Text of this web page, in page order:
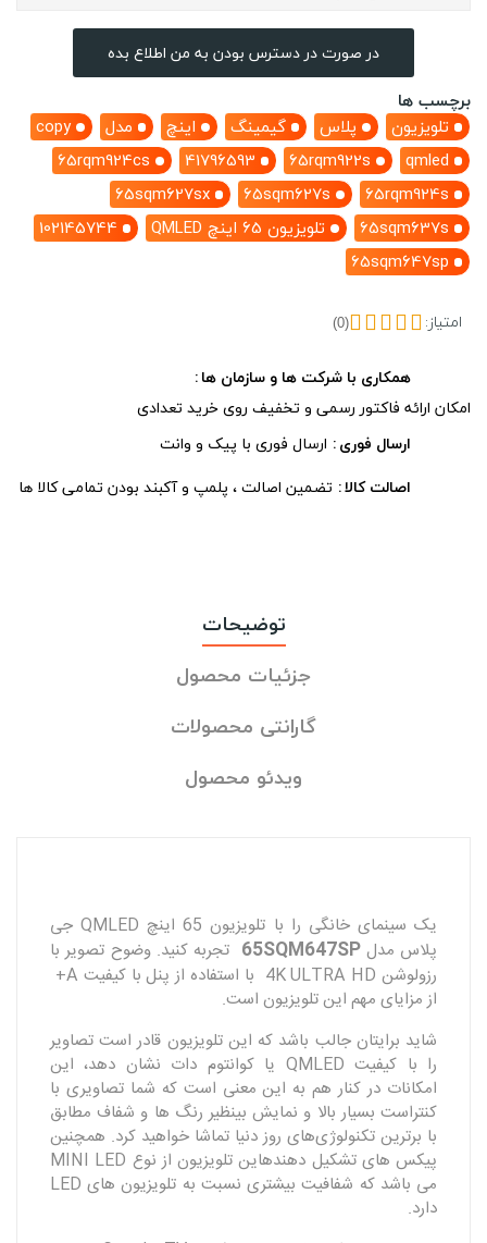
در صورت در دسترس بودن به من اطلاع بده
برچسب ها
تلویزیون
پلاس گیمینگ اینچ مدل
copy
qmled
65rqm922s
41796593
65rqm924cs
65rqm924s
65sqm627s
65sqm627sx
65sqm637s
تلویزیون 65 اینچ QMLED
102145744
65sqm647sp
امتیاز: (0)
همکاری با شرکت ها و سازمان ها
امکان ارائه فاکتور رسمی و تخفیف روی خرید تعدادی
ارسال فوری ارسال فوری با پیک و وانت
اصالت کالا تضمین اصالت ، پلمپ و آکبند بودن تمامی کالا ها
توضیحات
جزئیات محصول
گارانتی محصولات
ویدئو محصول
یک سینمای خانگی را با تلویزیون 65 اینچ QMLED جی
پلاس مدل65SQM647SP تجربه کنید. وضوح تصویر با
رزولوشن 4K ULTRA HD با استفاده از پنل با کیفیت A+
از مزایای مهم این تلویزیون است.
شاید برایتان جالب باشد که این تلویزیون قادر است تصاویر
را با کیفیت QMLED یا کوانتوم‌ دات نشان دهد، این
امکانات در کنار هم به این معنی است که شما تصاویری با
کنتراست بسیار بالا و نمایش بینظیر رنگ ها و شفاف مطابق
با برترین تکنولوژی‌های روز دنیا تماشا خواهید کرد. همچنین
پیکس های تشکیل دهندهاین تلویزیون از نوع MINI LED
می باشد که شفافیت بیشتری نسبت به تلویزیون های LED
دارد.